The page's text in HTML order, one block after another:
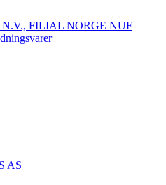
FILIAL NORGE NUF
AS